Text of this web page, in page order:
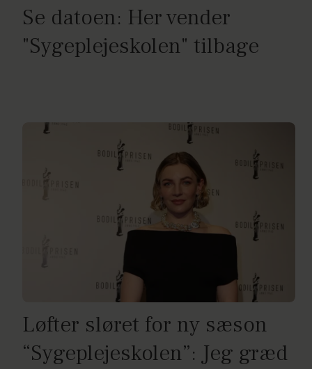
Se datoen: Her vender
"Sygeplejeskolen" tilbage
Løfter sløret for ny sæson
“Sygeplejeskolen”: Jeg græd